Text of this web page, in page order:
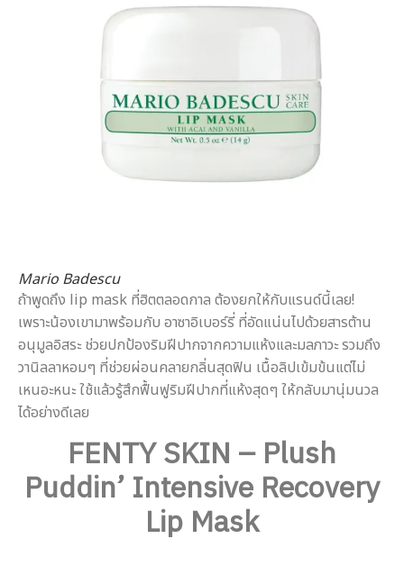
Mario Badescu
ถ้าพูดถึง lip mask ที่ฮิตตลอดกาล ต้องยกให้กับแรนด์นี้เลย!
เพราะน้องเขามาพร้อมกับ อาซาอิเบอร์รี่ ที่อัดแน่นไปด้วยสารต้าน
อนุมูลอิสระ ช่วยปกป้องริมฝีปากจากความแห้งและมลภาวะ รวมถึง
วานิลลาหอมๆ ที่ช่วยผ่อนคลายกลิ่นสุดฟิน เนื้อลิปเข้มข้นแต่ไม่
เหนอะหนะ ใช้แล้วรู้สึกฟื้นฟูริมฝีปากที่แห้งสุดๆ ให้กลับมานุ่มนวล
ได้อย่างดีเลย
FENTY SKIN – Plush
Puddin’ Intensive Recovery
Lip Mask